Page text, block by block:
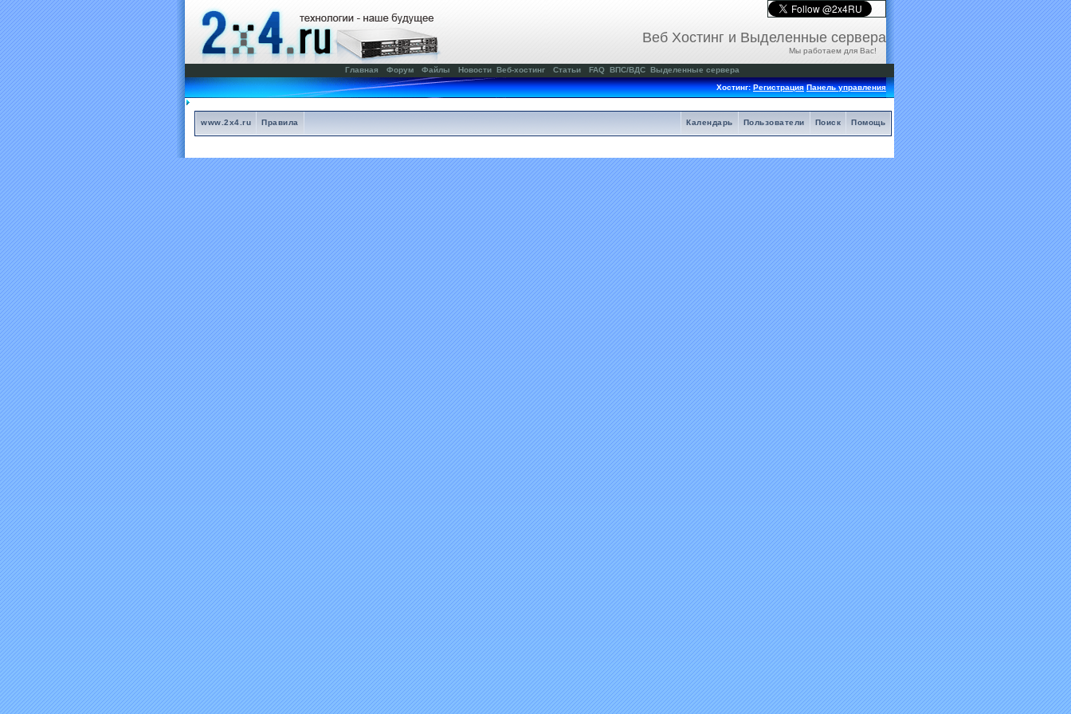
Веб Хостинг и Выделенные сервера
Мы работаем для Вас!
Главная Форум Файлы Новости Веб-хостинг Статьи FAQ ВПС/ВДС Выделенные сервера
Хостинг:Регистрация Панель управления
www.2x4.ru Правила Помощь
Поиск
Пользователи
Календарь